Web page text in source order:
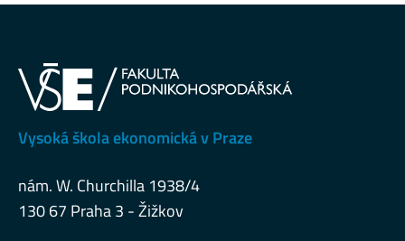
Vysoká škola ekonomická v Praze
nám. W. Churchilla 1938/4
130 67 Praha 3 - Žižkov